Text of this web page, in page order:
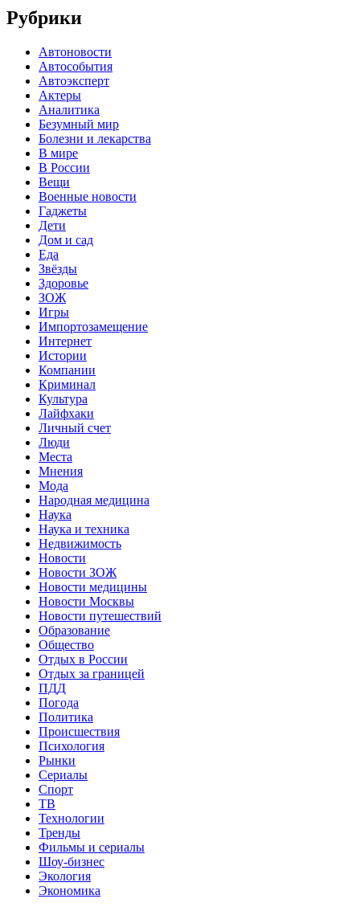
Рубрики
Автоновости
Автособытия
Автоэксперт
Актеры
Аналитика
Безумный мир
Болезни и лекарства
В мире
В России
Вещи
Военные новости
Гаджеты
Дети
Дом и сад
Еда
Звёзды
Здоровье
ЗОЖ
Игры
Импортозамещение
Интернет
Истории
Компании
Криминал
Культура
Лайфхаки
Личный счет
Люди
Места
Мнения
Мода
Народная медицина
Наука
Наука и техника
Недвижимость
Новости
Новости ЗОЖ
Новости медицины
Новости Москвы
Новости путешествий
Образование
Общество
Отдых в России
Отдых за границей
ПДД
Погода
Политика
Происшествия
Психология
Рынки
Сериалы
Спорт
ТВ
Технологии
Тренды
Фильмы и сериалы
Шоу-бизнес
Экология
Экономика